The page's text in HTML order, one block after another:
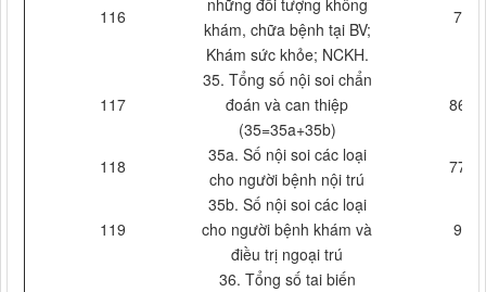
116
những đối tượng không
khám, chữa bệnh tại BV;
Khám sức khỏe; NCKH.
72
117
35. Tổng số nội soi chẩn
đoán và can thiệp
(35=35a+35b)
868
118
35a. Số nội soi các loại
cho người bệnh nội trú
770
119
35b. Số nội soi các loại
cho người bệnh khám và
điều trị ngoại trú
98
36. Tổng số tai biến